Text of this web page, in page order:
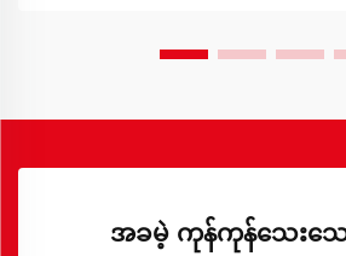
အခမဲ့ ကုန်ကုန်သေးသေ